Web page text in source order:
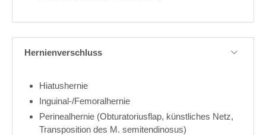
Hernienverschluss
Hiatushernie
Inguinal-/Femoralhernie
Perinealhernie (Obturatoriusflap, künstliches Netz,
Transposition des M. semitendinosus)